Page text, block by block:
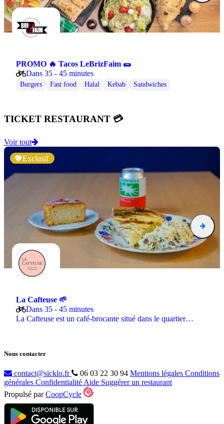
PROMO 🔥 Tacos LeBrizFaim 🌯
Dans 35 - 45 minutes
Burgers Fast food Halal Kebab Sandwiches
TICKET RESTAURANT 💳
Voir tout
Exclusif
La Cafteuse 🌱
Dans 35 - 45 minutes
La Cafteuse est un café-brocante situé dans le quartier…
Nous contacter
contact@sicklo.fr 06 03 22 30 94 Mentions légales Conditions
générales Confidentialité Aide Suggérer un restaurant
Propulsé parCoopCycle